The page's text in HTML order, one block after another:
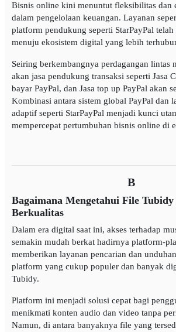
Bisnis online kini menuntut fleksibilitas dan
dalam pengelolaan keuangan. Layanan
platform pendukung seperti StarPayPal
menuju ekosistem digital yang lebih
Seiring berkembangnya perdagangan lintas
akan jasa pendukung transaksi seperti Jasa
bayar PayPal, dan Jasa top up PayPal akan
Kombinasi antara sistem global PayPal dan
adaptif seperti StarPayPal menjadi kunci
mempercepat pertumbuhan bisnis online di
B
Bagaimana Mengetahui File
Berkualitas
Dalam era digital saat ini, akses terhadap
semakin mudah berkat hadirnya platform-
memberikan layanan pencarian dan
platform yang cukup populer dan banyak
Tubidy.
Platform ini menjadi solusi cepat bagi
menikmati konten audio dan video tanpa
Namun, di antara banyaknya file yang